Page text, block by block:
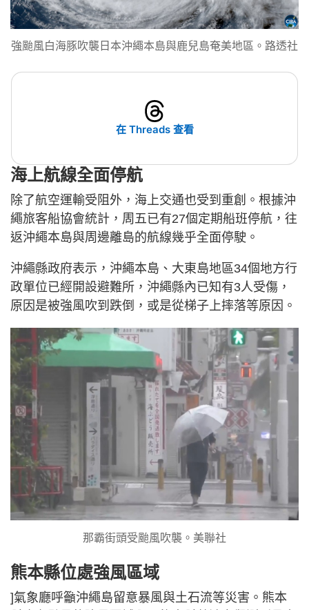
強颱風白海豚吹襲日本沖繩本島與鹿兒島奄美地區。路透社
在 Threads 查看
海上航線全面停航
除了航空運輸受阻外，海上交通也受到重創。根據沖
繩旅客船協會統計，周五已有27個定期船班停航，往
返沖繩本島與周邊離島的航線幾乎全面停駛。
沖繩縣政府表示，沖繩本島、大東島地區34個地方行
政單位已經開設避難所，沖繩縣內已知有3人受傷，
原因是被強風吹到跌倒，或是從梯子上摔落等原因。
那霸街頭受颱風吹襲。美聯社
熊本縣位處強風區域
]氣象廳呼籲沖繩島留意暴風與土石流等災害。熊本